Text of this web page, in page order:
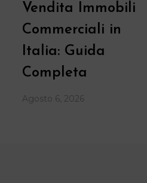
Vendita Immobili
Commerciali in
Italia: Guida
Completa
Agosto 6, 2026